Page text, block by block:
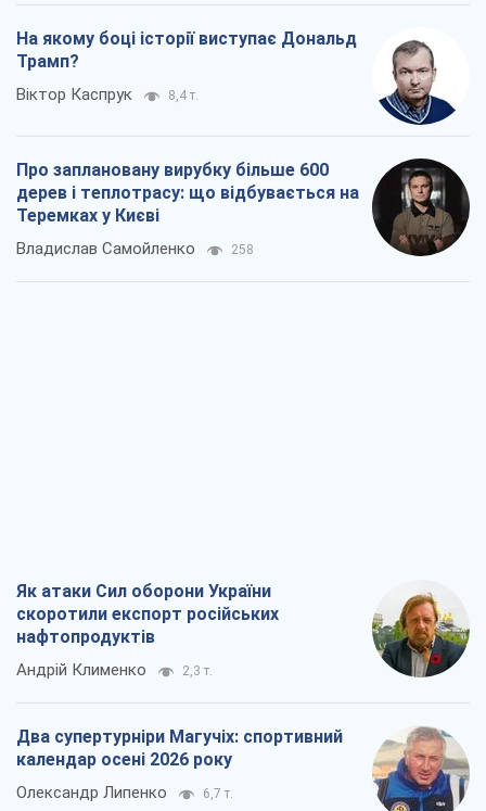
На якому боці історії виступає Дональд
Трамп?
Віктор Каспрук 8,4 т.
Про заплановану вирубку більше 600
дерев і теплотрасу: що відбувається на
Теремках у Києві
Владислав Самойленко 258
Як атаки Сил оборони України
скоротили експорт російських
нафтопродуктів
Андрій Клименко 2,3 т.
Два супертурніри Магучіх: спортивний
календар осені 2026 року
Олександр Липенко 6,7 т.